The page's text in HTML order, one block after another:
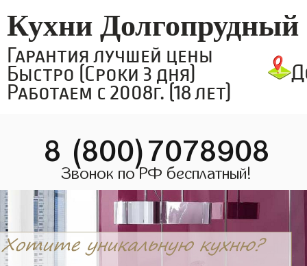
Кухни Долгопрудный
Гарантия лучшей цены
Быстро (Сроки 3 дня)
Работаем с 2008г. (18 лет)
8 (800)7078908
Звонок по РФ бесплатный!